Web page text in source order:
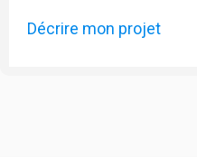
Décrire mon projet